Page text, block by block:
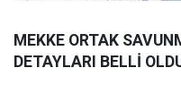
MEKKE ORTAK
DETAYLARI BELLİ